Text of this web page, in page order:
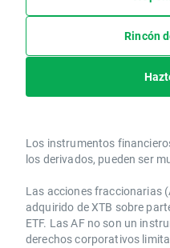
Rincón
Los instrumentos
los derivados, pueden ser
Las acciones fraccionarias
adquirido de XTB sobre
ETF. Las AF no son un
derechos corporativos